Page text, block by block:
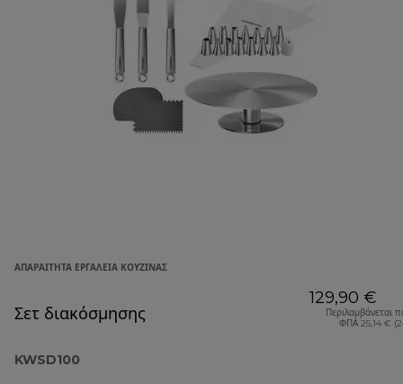
ΑΠΑΡΑΊΤΗΤΑ ΕΡΓΑΛΕΊΑ ΚΟΥΖΊΝΑΣ
Σετ διακόσμησης
KWSD100
129,90 €
Περιλαμβάνεται
ΦΠΑ 25,14 €